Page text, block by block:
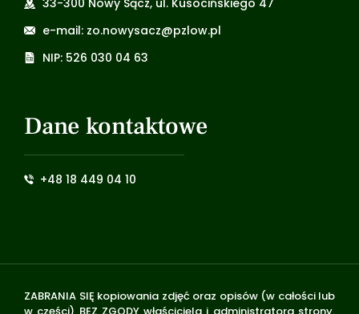
e-mail: zo.nowysacz@pzlow.pl
NIP: 526 030 04 63
Dane kontaktowe
+48 18 449 04 10
ZABRANIA SIĘ kopiowania zdjęć oraz opisów (w całości lub